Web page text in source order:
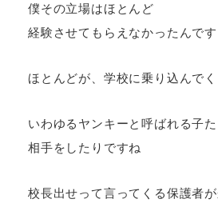
僕その立場はほとんど
経験させてもらえなかったんです
ほとんどが、学校に乗り込んでく
いわゆるヤンキーと呼ばれる子
相手をしたりですね
校長出せって言ってくる保護者が